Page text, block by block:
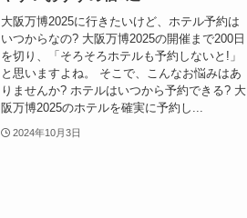
大阪万博2025に行きたいけど、ホテル予約は
いつからなの? 大阪万博2025の開催まで200日
を切り、「そろそろホテルも予約しないと!」
と思いますよね。 そこで、こんなお悩みはあ
りませんか? ホテルはいつから予約できる? 大
阪万博2025のホテルを確実に予約し...
2024年10月3日